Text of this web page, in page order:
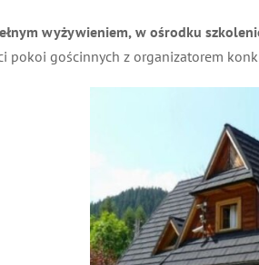
wyżywieniem, w ośrodku
gościnnych z organizatorem